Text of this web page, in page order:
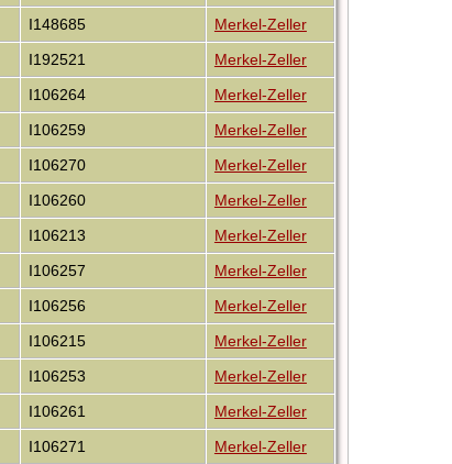
I148685
Merkel-Zeller
I192521
Merkel-Zeller
I106264
Merkel-Zeller
I106259
Merkel-Zeller
I106270
Merkel-Zeller
I106260
Merkel-Zeller
I106213
Merkel-Zeller
I106257
Merkel-Zeller
I106256
Merkel-Zeller
I106215
Merkel-Zeller
I106253
Merkel-Zeller
I106261
Merkel-Zeller
I106271
Merkel-Zeller